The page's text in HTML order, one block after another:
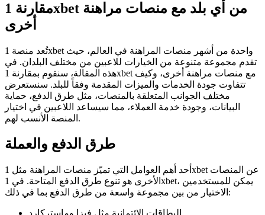
مقارنة 1xbet من أي بلد مع منصات مراهنة
أخرى
تُعد منصة 1xbet واحدة من أشهر منصات المراهنة في العالم، حيث
تقدم مجموعة متنوعة من الخيارات للاعبين من مختلف البلدان. في
هذه المقالة، سنقوم بمقارنة 1xbet مع منصات مراهنة أخرى، وكيف
تتفاوت جودة الخدمات والميزات المقدمة وفقاً للبلد. سنستعرض
مختلف الجوانب المتعلقة بالمنصات، مثل طرق الدفع، حماية
البيانات، وجودة خدمة العملاء، مما سيساعد اللاعبين في اختيار
المنصة الأنسب لهم.
طرق الدفع والعملة
أحد أهم العوامل التي تميّز منصات المراهنة مثل 1xbet عن المنصات
الأخرى هو تنوع طرق الدفع المتاحة. في 1xbet، يمكن للمستخدمين
الاختيار من بين مجموعة واسعة من طرق الدفع بما في ذلك: